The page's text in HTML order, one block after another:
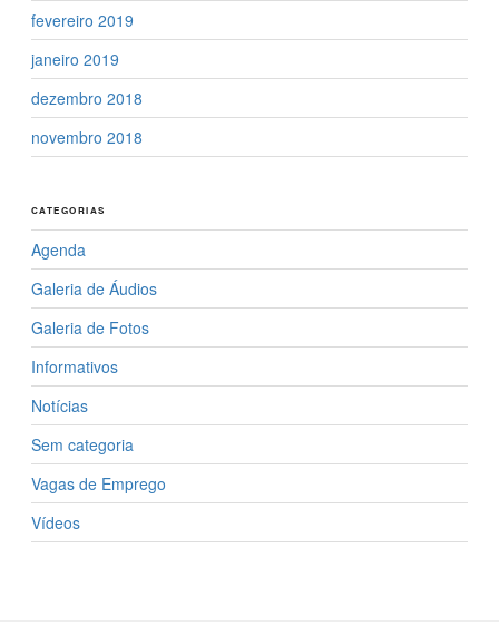
fevereiro 2019
janeiro 2019
dezembro 2018
novembro 2018
CATEGORIAS
Agenda
Galeria de Áudios
Galeria de Fotos
Informativos
Notícias
Sem categoria
Vagas de Emprego
Vídeos